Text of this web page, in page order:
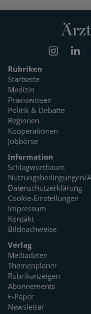
Rubriken
Startseite
Medizin
Praxiswissen
Politik & Debatte
Regionen
Kooperationen
Jobbörse
Information
Schlagwortbaum
Nutzungsbedingungen/
Datenschutzerklärung
Cookie-Einstellungen
Impressum
Kontakt
Bildnachweise
Verlag
Mediadaten
Themenplaner
Rubrikanzeigen
Abonnements
E-Paper
Newsletter